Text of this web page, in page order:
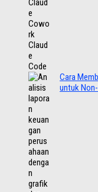
Cara
untuk